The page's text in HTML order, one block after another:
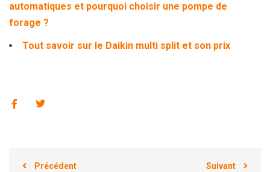
automatiques et pourquoi choisir une pompe de
forage ?
Tout savoir sur le Daikin multi split et son prix
Précédent Suivant